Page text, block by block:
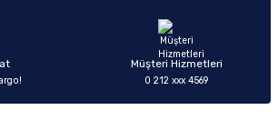
Müşteri Hizmetleri
0 212 xxx 4569